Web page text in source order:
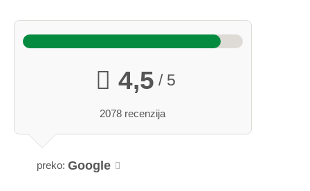
4,5 / 5
2078 recenzija
preko: Google